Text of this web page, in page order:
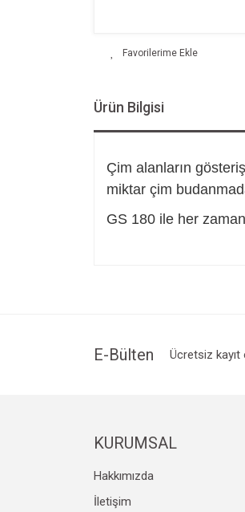
Ürün Bilgisi
Çim alanların
miktar çim
GS 180 ile her
Ürün bilgilerinde
E-Bülten Ücretsiz
KURUMSAL
Hakkımızda
İletişim